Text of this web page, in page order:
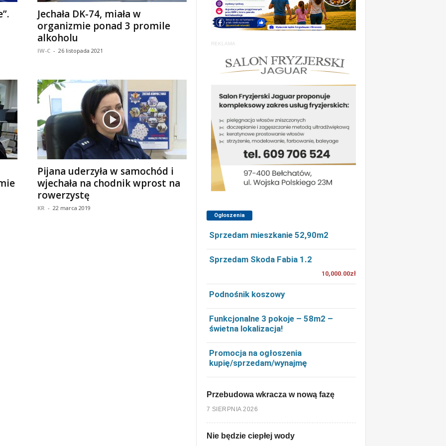
Jechała DK-74, miała w
organizmie ponad 3 promile
alkoholu
IW-C - 26 listopada 2021
Pijana uderzyła w samochód i
wjechała na chodnik wprost na
rowerzystę
KR - 22 marca 2019
REKLAMA
Ogłoszenia
Sprzedam mieszkanie 52,90m2
Sprzedam Skoda Fabia 1.2
10,000.00zł
Podnośnik koszowy
Funkcjonalne 3 pokoje – 58m2 –
świetna lokalizacja!
Promocja na ogłoszenia
kupię/sprzedam/wynajmę
Przebudowa wkracza w nową fazę
7 SIERPNIA 2026
Nie będzie ciepłej wody